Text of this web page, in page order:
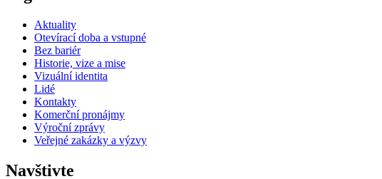
Aktuality
Otevírací doba a vstupné
Bez bariér
Historie, vize a mise
Vizuální identita
Lidé
Kontakty
Komerční pronájmy
Výroční zprávy
Veřejné zakázky a výzvy
Navštivte